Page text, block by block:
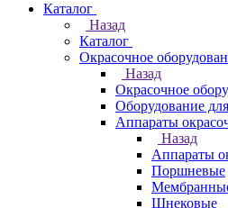
Каталог
Назад
Каталог
Окрасочное
Назад
Окрасочное
Оборудование
Аппараты
Назад
Аппараты
Поршневые
Шнековые